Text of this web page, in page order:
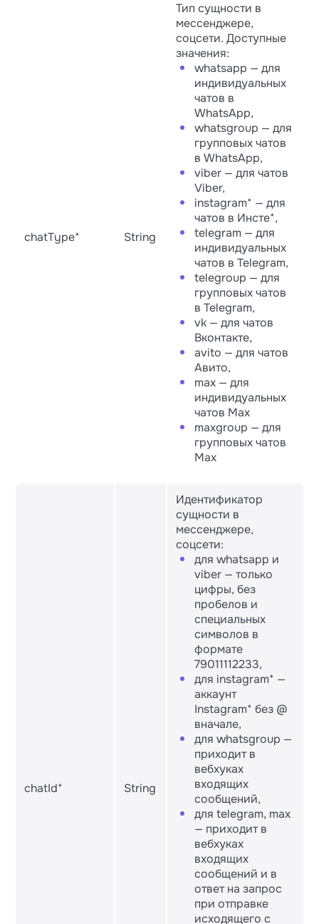
chatType* String
Тип сущности в
мессенджере,
соцсети. Доступные
значения:
whatsapp — для
индивидуальных
чатов в
WhatsApp,
whatsgroup — для
групповых чатов
в WhatsApp,
viber — для чатов
Viber,
instagram* — для
чатов в Инсте*,
telegram — для
индивидуальных
чатов в Telegram,
telegroup — для
групповых чатов
в Telegram,
vk — для чатов
Вконтакте,
avito — для чатов
Авито,
max — для
индивидуальных
чатов Max
maxgroup — для
групповых чатов
Max
chatId* String
Идентификатор
сущности в
мессенджере,
соцсети:
для whatsapp и
viber — только
цифры, без
пробелов и
специальных
символов в
формате
79011112233,
для instagram* —
аккаунт
Instagram* без @
вначале,
для whatsgroup —
приходит в
вебхуках
входящих
сообщений,
для telegram, max
— приходит в
вебхуках
входящих
сообщений и в
ответ на запрос
при отправке
исходящего с